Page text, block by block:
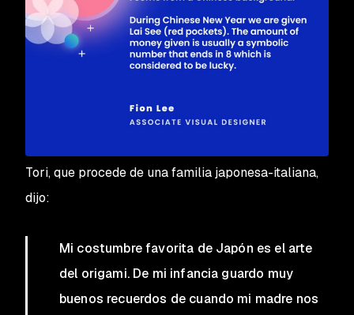
Tori, que procede de una familia japonesa-italiana,
dijo:
Mi costumbre favorita de Japón es el arte
del origami. De mi infancia guardo muy
buenos recuerdos de cuando mi madre nos